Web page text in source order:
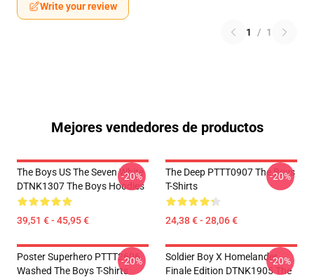
Write your review
1 / 1
Mejores vendedores de productos
The Boys US The Seven White
DTNK1307 The Boys Hoodies
39,51 € - 45,95 €
-20%
The Deep PTTT0907 The Boys
T-Shirts
24,38 € - 28,06 €
-20%
Poster Superhero PTTT2606
Washed The Boys T-Shirts
-20%
Soldier Boy X Homelander
Finale Edition DTNK1905 The
-20%